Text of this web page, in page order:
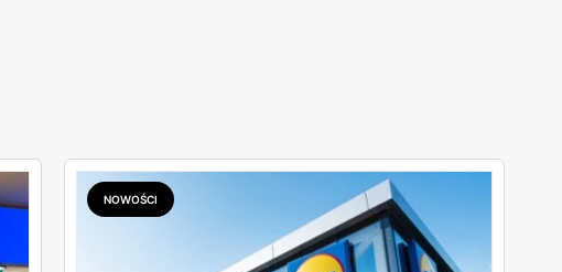
NOWOŚCI